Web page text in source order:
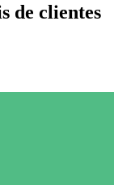
de clientes